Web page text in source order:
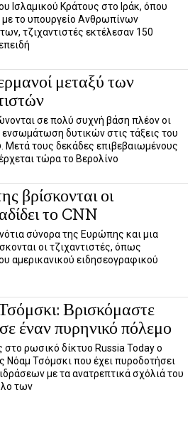
Ισλαμικού Κράτους στο Ιράκ, όπου
το υπουργείο Ανθρωπίνων
τζιχαντιστές εκτέλεσαν 150
μεταξύ των
σε πολύ συχνή βάση πλέον οι
ενσωμάτωση δυτικών στις τάξεις του
Μετά τους δεκάδες επιβεβαιωμένους
τώρα το Βερολίνο
βρίσκονται οι
το CNN
σύνορα της Ευρώπης και μια
οι τζιχαντιστές, όπως
αμερικανικού ειδησεογραφικού
Βρισκόμαστε
έναν πυρηνικό πόλεμο
στο ρωσικό δίκτυο Russia Today ο
Νόαμ Τσόμσκι που έχει πυροδοτήσει
με τα ανατρεπτικά σχόλιά του
των